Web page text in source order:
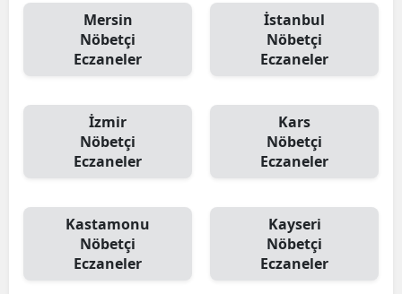
Mersin
Nöbetçi
Eczaneler
İstanbul
Nöbetçi
Eczaneler
İzmir
Nöbetçi
Eczaneler
Kars
Nöbetçi
Eczaneler
Kastamonu
Nöbetçi
Eczaneler
Kayseri
Nöbetçi
Eczaneler